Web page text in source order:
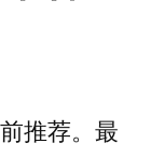
推荐。最